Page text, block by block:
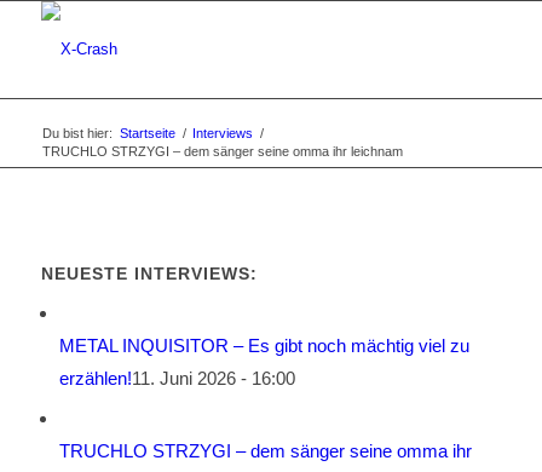
Du bist hier: Startseite / Interviews /
TRUCHLO STRZYGI – dem sänger seine omma ihr leichnam
NEUESTE INTERVIEWS:
METAL INQUISITOR – Es gibt noch mächtig viel zu
erzählen!11. Juni 2026 - 16:00
TRUCHLO STRZYGI – dem sänger seine omma ihr